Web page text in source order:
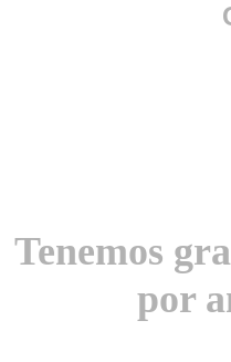
Tenemos
por